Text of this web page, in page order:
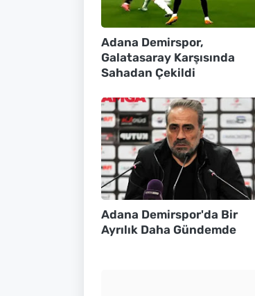
Adana Demirspor,
Galatasaray Karşısında
Sahadan Çekildi
Adana Demirspor'da Bir
Ayrılık Daha Gündemde